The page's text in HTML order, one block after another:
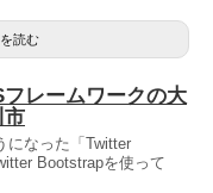
読む
フレームワークの大
市
になった「Twitter
Bootstrapを使って